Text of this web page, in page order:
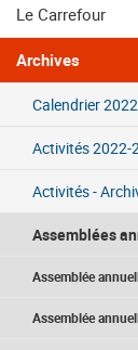
Le Carrefour
Archives
Calendrier
Activités 2022-
Activités -
Assemblées
Assemblée
Assemblée